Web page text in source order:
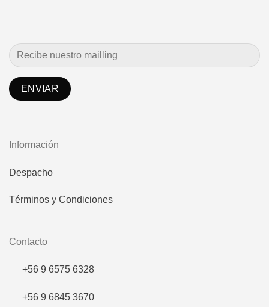
Información
Despacho
Términos y Condiciones
Contacto
+56 9 6575 6328
+56 9 6845 3670